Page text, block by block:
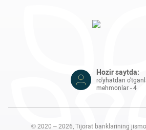
Hozir saytda:
ro'yhatdan
mehmonlar - 4
© 2020 – 2026, Tijorat banklarining